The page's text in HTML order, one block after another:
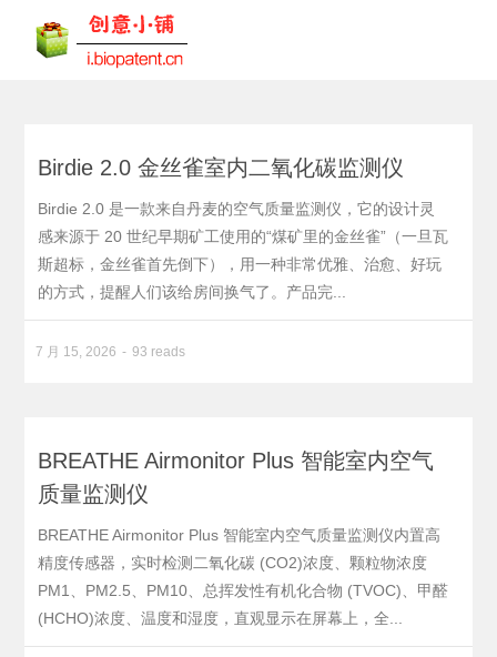
Birdie 2.0 金丝雀室内二氧化碳监测仪
Birdie 2.0 是一款来自丹麦的空气质量监测仪，它的设计灵
感来源于 20 世纪早期矿工使用的“煤矿里的金丝雀”（一旦瓦
斯超标，金丝雀首先倒下），用一种非常优雅、治愈、好玩
的方式，提醒人们该给房间换气了。产品完...
7 月 15, 2026 93 reads
BREATHE Airmonitor Plus 智能室内空气
质量监测仪
BREATHE Airmonitor Plus 智能室内空气质量监测仪内置高
精度传感器，实时检测二氧化碳 (CO2)浓度、颗粒物浓度
PM1、PM2.5、PM10、总挥发性有机化合物 (TVOC)、甲醛
(HCHO)浓度、温度和湿度，直观显示在屏幕上，全...